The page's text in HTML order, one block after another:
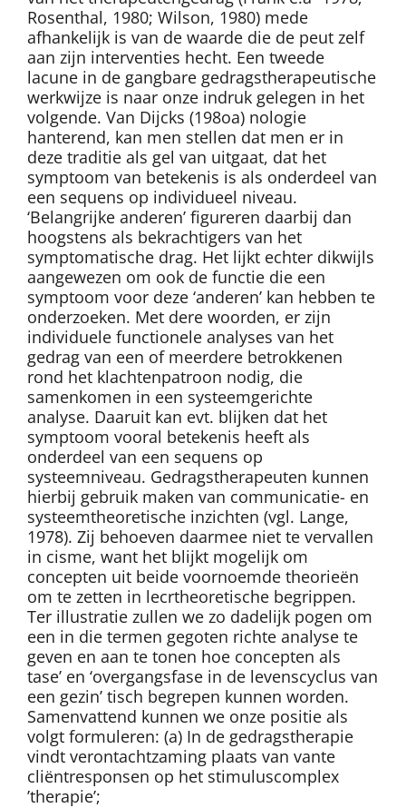
Rosenthal, 1980; Wilson, 1980) mede
afhankelijk is van de waarde die de peut zelf
aan zijn interventies hecht. Een tweede
lacune in de gangbare gedragstherapeutische
werkwijze is naar onze indruk gelegen in het
volgende. Van Dijcks (198oa) nologie
hanterend, kan men stellen dat men er in
deze traditie als gel van uitgaat, dat het
symptoom van betekenis is als onderdeel van
een sequens op individueel niveau.
‘Belangrijke anderen’ figureren daarbij dan
hoogstens als bekrachtigers van het
symptomatische drag. Het lijkt echter dikwijls
aangewezen om ook de functie die een
symptoom voor deze ‘anderen’ kan hebben te
onderzoeken. Met dere woorden, er zijn
individuele functionele analyses van het
gedrag van een of meerdere betrokkenen
rond het klachtenpatroon nodig, die
samenkomen in een systeemgerichte
analyse. Daaruit kan evt. blijken dat het
symptoom vooral betekenis heeft als
onderdeel van een sequens op
systeemniveau. Gedragstherapeuten kunnen
hierbij gebruik maken van communicatie- en
systeemtheoretische inzichten (vgl. Lange,
1978). Zij behoeven daarmee niet te vervallen
in cisme, want het blijkt mogelijk om
concepten uit beide voornoemde theorieën
om te zetten in lecrtheoretische begrippen.
Ter illustratie zullen we zo dadelijk pogen om
een in die termen gegoten richte analyse te
geven en aan te tonen hoe concepten als
tase’ en ‘overgangsfase in de levenscyclus van
een gezin’ tisch begrepen kunnen worden.
Samenvattend kunnen we onze positie als
volgt formuleren: (a) In de gedragstherapie
vindt verontachtzaming plaats van vante
cliëntresponsen op het stimuluscomplex
’therapie’;